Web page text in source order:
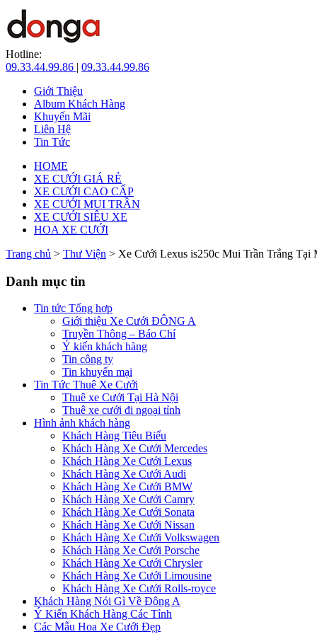
Hotline:
09.33.44.99.86 | 09.33.44.99.86
Giới Thiệu
Album Khách Hàng
Khuyến Mãi
Liên Hệ
Tin Tức
HOME
XE CƯỚI GIÁ RẺ
XE CƯỚI CAO CẤP
XE CƯỚI MUI TRẦN
XE CƯỚI SIÊU XE
HOA XE CƯỚI
Trang chủ > Thư Viện > Xe Cưới Lexus is250c Mui Trần Trắng Tại
Danh mục tin
Tin tức Tổng hợp
Giới thiệu Xe Cưới ĐÔNG A
Truyền Thông – Báo Chí
Ý kiến khách hàng
Tin công ty
Tin khuyến mại
Tin Tức Thuê Xe Cưới
Thuê xe Cưới Tại Hà Nội
Thuê xe cưới đi ngoại tỉnh
Hình ảnh khách hàng
Khách Hàng Tiêu Biểu
Khách Hàng Xe Cưới Mercedes
Khách Hàng Xe Cưới Lexus
Khách Hàng Xe Cưới Audi
Khách Hàng Xe Cưới BMW
Khách Hàng Xe Cưới Camry
Khách Hàng Xe Cưới Sonata
Khách Hàng Xe Cưới Nissan
Khách Hàng Xe Cưới Volkswagen
Khách Hàng Xe Cưới Porsche
Khách Hàng Xe Cưới Chrysler
Khách Hàng Xe Cưới Limousine
Khách Hàng Xe Cưới Rolls-royce
Khách Hàng Nói Gì Về Đông A
Ý Kiến Khách Hàng Các Tỉnh
Các Mẫu Hoa Xe Cưới Đẹp